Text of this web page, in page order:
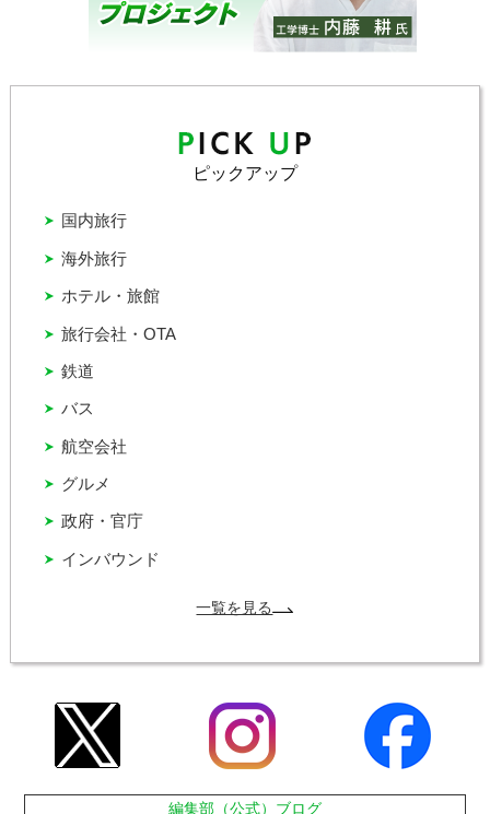
ピックアップ
インバウンド
グルメ
バス
ホテル・旅館
国内旅行
政府・官庁
旅行会社・OTA
海外旅行
航空会社
鉄道
一覧を見る
編集部（公式）ブログ